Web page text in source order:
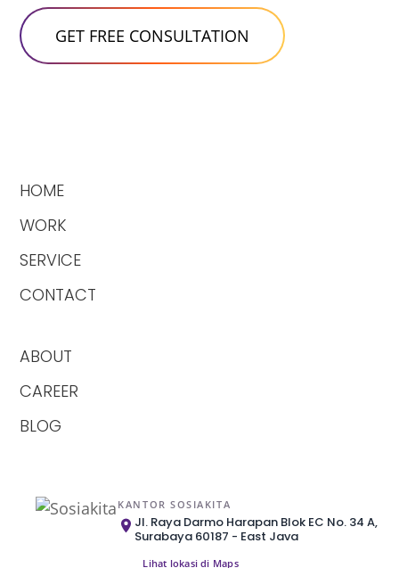
HOME
WORK
SERVICE
CONTACT
ABOUT
CAREER
BLOG
KANTOR SOSIAKITA
Jl. Raya Darmo Harapan Blok EC No. 34 A,
Surabaya 60187 - East Java
Lihat lokasi di Maps